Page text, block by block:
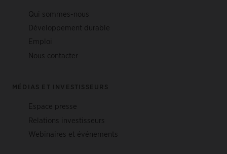
Qui sommes-nous
Développement durable
Emploi
Nous contacter
MÉDIAS ET INVESTISSEURS
Espace presse
Relations investisseurs
Webinaires et événements